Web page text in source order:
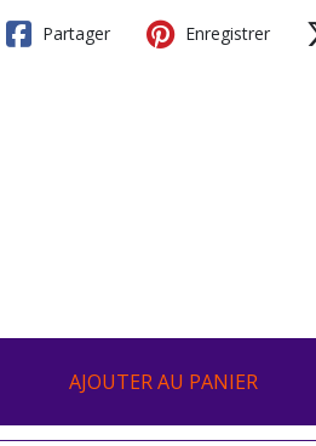
Partager Enregistrer
AJOUTER AU PANIER